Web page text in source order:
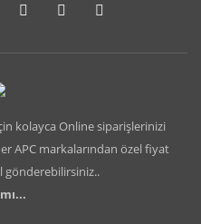
kolayca Online siparişlerinizi
APC markalarından özel fiyat
gönderebilirsiniz..